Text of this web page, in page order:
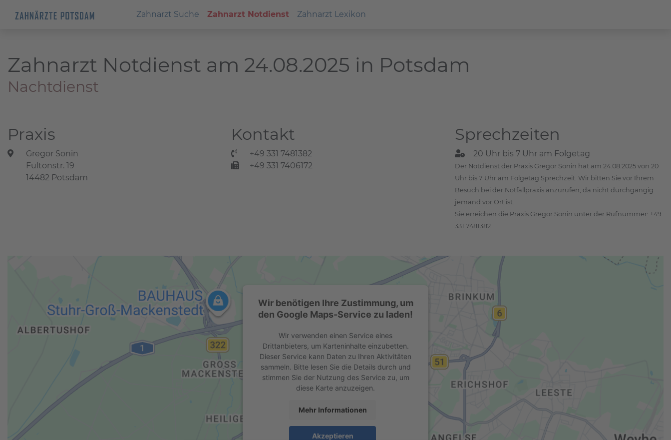
Zahnarzt Suche Zahnarzt Notdienst Zahnarzt Lexikon
Zahnarzt Notdienst am 24.08.2025 in Potsdam
Nachtdienst
Praxis
Gregor Sonin
Fultonstr. 19
14482 Potsdam
Kontakt
+49 331 7481382
+49 331 7406172
Sprechzeiten
20 Uhr bis 7 Uhr am Folgetag
Der Notdienst der Praxis Gregor Sonin hat am 24.08.2025 von 20
Uhr bis 7 Uhr am Folgetag Sprechzeit. Wir bitten Sie vor Ihrem
Besuch bei der Notfallpraxis anzurufen, da nicht durchgängig
jemand vor Ort ist.
Sie erreichen die Praxis Gregor Sonin unter der Rufnummer: +49
331 7481382
Wir benötigen Ihre Zustimmung, um
den Google Maps-Service zu laden!
Wir verwenden einen Service eines
Drittanbieters, um Karteninhalte einzubetten.
Dieser Service kann Daten zu Ihren Aktivitäten
sammeln. Bitte lesen Sie die Details durch und
stimmen Sie der Nutzung des Service zu, um
diese Karte anzuzeigen.
Mehr Informationen
Akzeptieren